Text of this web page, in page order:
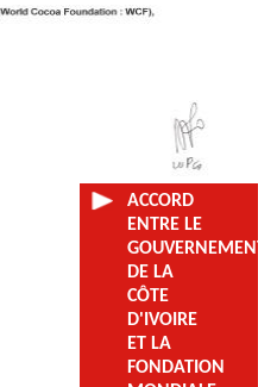
ACCORD
ENTRE LE
GOUVERNEMENT
DE LA
CÔTE
D'IVOIRE
ET LA
FONDATION